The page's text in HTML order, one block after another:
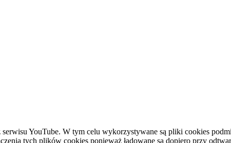
YouTube. W tym celu wykorzystywane są pliki cookies
tych plików cookies ponieważ ładowane są dopiero przy